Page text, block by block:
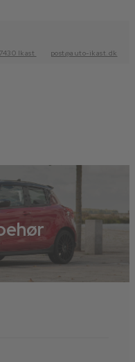
Ikast post@auto-ikast.dk